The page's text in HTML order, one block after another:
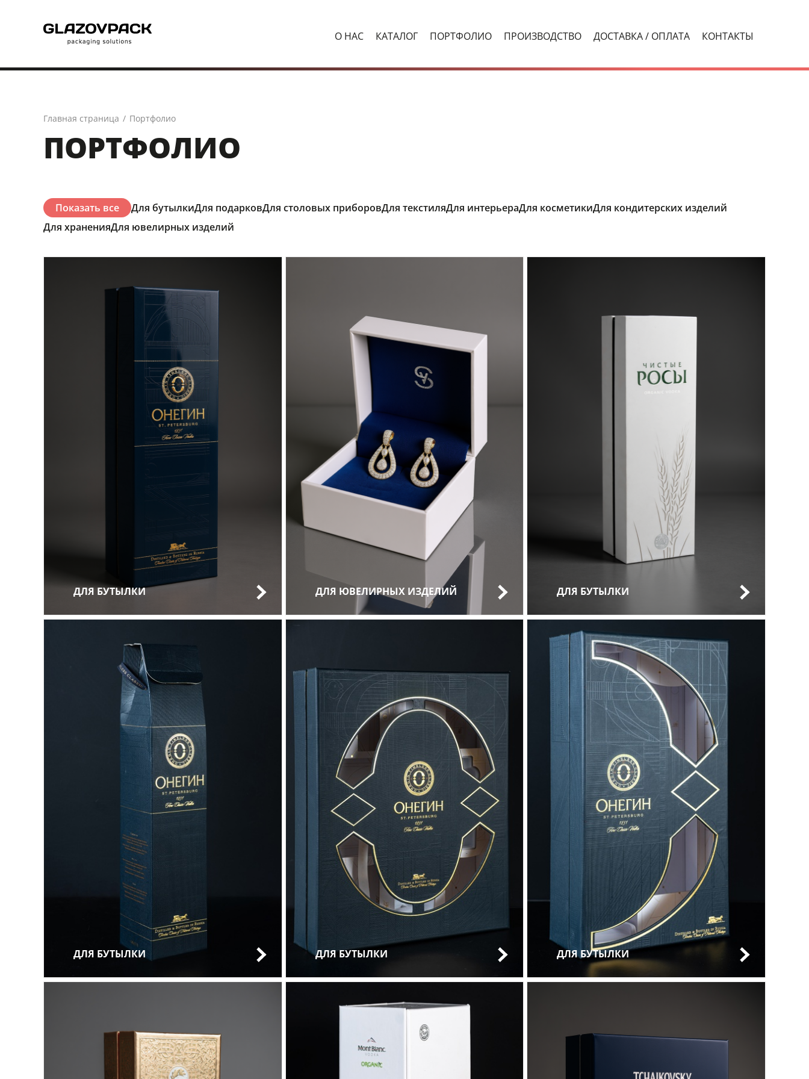
О НАС КАТАЛОГ ПОРТФОЛИО ПРОИЗВОДСТВО ДОСТАВКА / ОПЛАТА КОНТАКТЫ
Главная страница / Портфолио
ПОРТФОЛИО
Показать все Для бутылкиДля подарковДля столовых приборовДля текстиляДля интерьераДля косметикиДля кондитерских изделий
Для храненияДля ювелирных изделий
ДЛЯ БУТЫЛКИ ДЛЯ ЮВЕЛИРНЫХ ИЗДЕЛИЙ ДЛЯ БУТЫЛКИ
ДЛЯ БУТЫЛКИ ДЛЯ БУТЫЛКИ ДЛЯ БУТЫЛКИ